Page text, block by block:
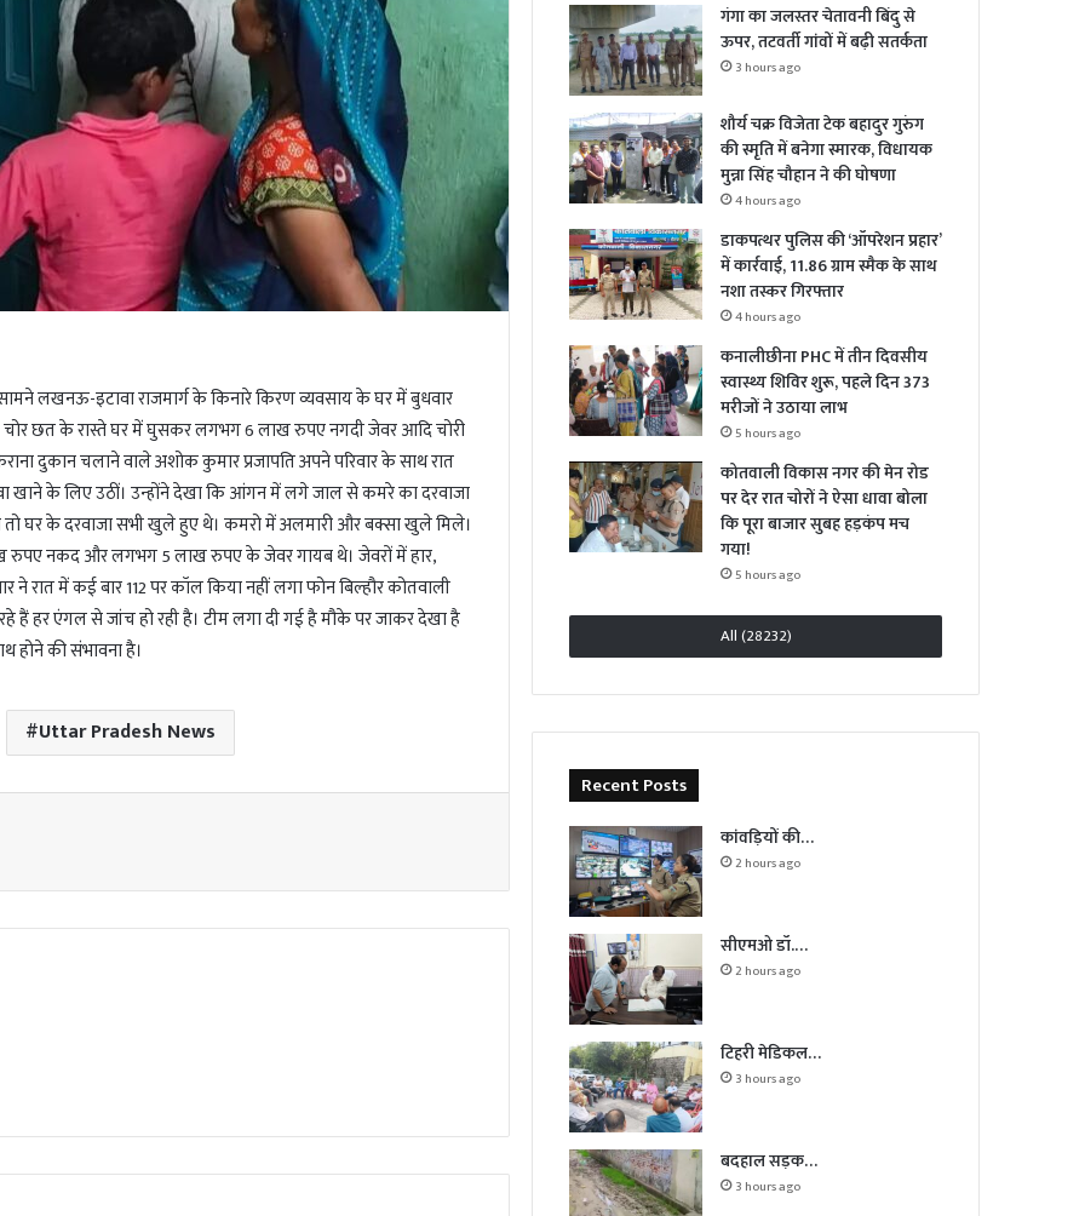
सामने लखनऊ-इटावा राजमार्ग के किनारे किरण व्यवसाय के घर में बुधवार
चोर छत के रास्ते घर में घुसकर लगभग 6 लाख रुपए नगदी जेवर आदि चोरी
दुकान चलाने वाले अशोक कुमार प्रजापति अपने परिवार के साथ रात
खाने के लिए उठीं। उन्होंने देखा कि आंगन में लगे जाल से कमरे का दरवाजा
घर के दरवाजा सभी खुले हुए थे। कमरो में अलमारी और बक्सा खुले मिले।
रुपए नकद और लगभग 5 लाख रुपए के जेवर गायब थे। जेवरों में हार,
ने रात में कई बार 112 पर कॉल किया नहीं लगा फोन बिल्हौर कोतवाली
हैं हर एंगल से जांच हो रही है। टीम लगा दी गई है मौके पर जाकर देखा है
होने की संभावना है।
Uttar Pradesh News
गंगा का जलस्तर चेतावनी बिंदु से
ऊपर, तटवर्ती गांवों में बढ़ी सतर्कता
3 hours ago
शौर्य चक्र विजेता टेक बहादुर गुरुंग
की स्मृति में बनेगा स्मारक, विधायक
मुन्ना सिंह चौहान ने की घोषणा
4 hours ago
डाकपत्थर पुलिस की ‘ऑपरेशन प्रहार’
में कार्रवाई, 11.86 ग्राम स्मैक के साथ
नशा तस्कर गिरफ्तार
4 hours ago
कनालीछीना PHC में तीन दिवसीय
स्वास्थ्य शिविर शुरू, पहले दिन 373
मरीजों ने उठाया लाभ
5 hours ago
कोतवाली विकास नगर की मेन रोड
पर देर रात चोरों ने ऐसा धावा बोला
कि पूरा बाजार सुबह हड़कंप मच
गया!
5 hours ago
All (28232)
Recent Posts
कांवड़ियों की…
2 hours ago
सीएमओ डॉ.…
2 hours ago
टिहरी मेडिकल…
3 hours ago
बदहाल सड़क…
3 hours ago